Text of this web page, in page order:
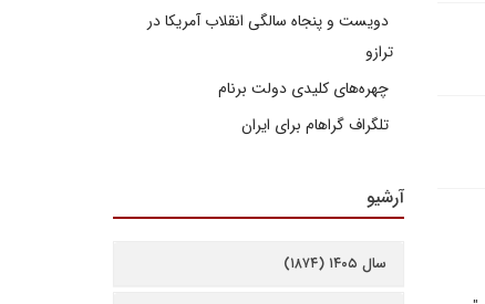
دویست و پنجاه سالگی انقلاب آمریکا در
ترازو
چهره‌های کلیدی دولت برنام
تلگراف گراهام برای ایران
آرشیو
سال ۱۴۰۵ (۱۸۷۴)